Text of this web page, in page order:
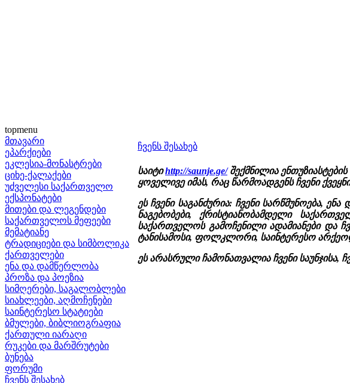
topmenu
მთავარი
ეპარქიები
ეკლესია-მონასტრები
ციხე-ქალაქები
უძველესი საქართველო
ექსპონატები
მითები და ლეგენდები
საქართველოს მეფეები
მემატიანე
ტრადიციები და სიმბოლიკა
ქართველები
ენა და დამწერლობა
პროზა და პოეზია
სიმღერები, საგალობლები
სიახლეები, აღმოჩენები
საინტერესო სტატიები
ბმულები, ბიბლიოგრაფია
ქართული იარაღი
რუკები და მარშრუტები
ბუნება
ფორუმი
ჩვენს შესახებ
ჩვენს შესახებ
საიტიhttp://saunje.ge/შექმნილია
ყოველივე იმას, რაც წარმოადგენს ჩვენი
ეს ჩვენი საგანძურია: ჩვენი სარწმუნოება,
ნაგებობები, ქრისტიანობამდელი
საქართველოს გამოჩენილი ადამიანები და
ტანისამოსი, ფოლკლორი, საინტერესო
ეს არასრული ჩამონათვალია ჩვენი